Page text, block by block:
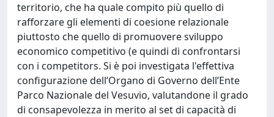
territorio, che ha quale compito più quello di
rafforzare gli elementi di coesione relazionale
piuttosto che quello di promuovere sviluppo
economico competitivo (e quindi di confrontarsi
con i competitors. Si è poi investigata l'effettiva
configurazione dell’Organo di Governo dell’Ente
Parco Nazionale del Vesuvio, valutandone il grado
di consapevolezza in merito al set di capacità di